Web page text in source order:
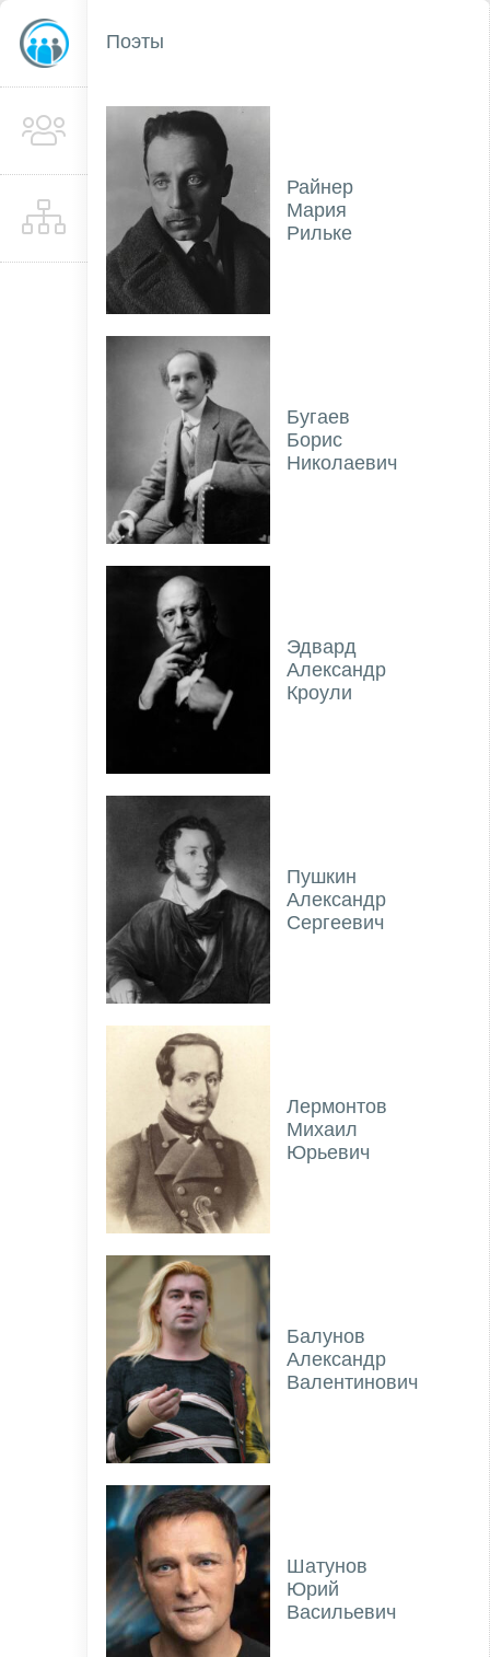
Поэты
Райнер
Мария
Рильке
Бугаев
Борис
Николаевич
Эдвард
Александр
Кроули
Пушкин
Александр
Сергеевич
Лермонтов
Михаил
Юрьевич
Балунов
Александр
Валентинович
Шатунов
Юрий
Васильевич